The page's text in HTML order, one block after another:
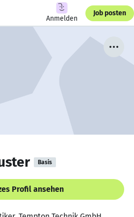
Anmelden
Job posten
Basis
Profil ansehen